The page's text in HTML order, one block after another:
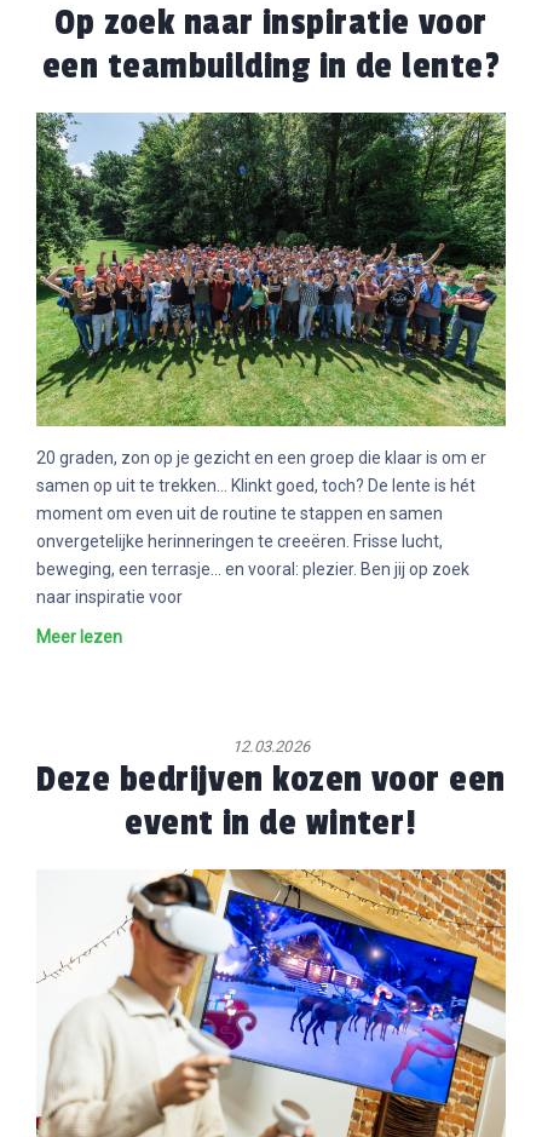
Op zoek naar inspiratie voor
een teambuilding in de lente?
20 graden, zon op je gezicht en een groep die klaar is om er
samen op uit te trekken… Klinkt goed, toch? De lente is hét
moment om even uit de routine te stappen en samen
onvergetelijke herinneringen te creeëren. Frisse lucht,
beweging, een terrasje… en vooral: plezier. Ben jij op zoek
naar inspiratie voor
Meer lezen
12.03.2026
Deze bedrijven kozen voor een
event in de winter!